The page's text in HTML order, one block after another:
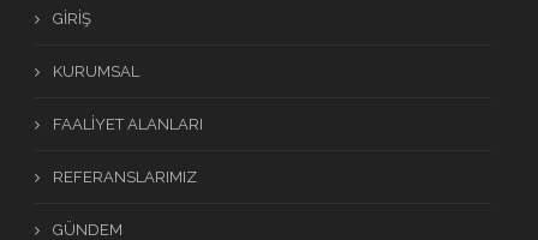
GİRİŞ
KURUMSAL
FAALİYET ALANLARI
REFERANSLARIMIZ
GÜNDEM